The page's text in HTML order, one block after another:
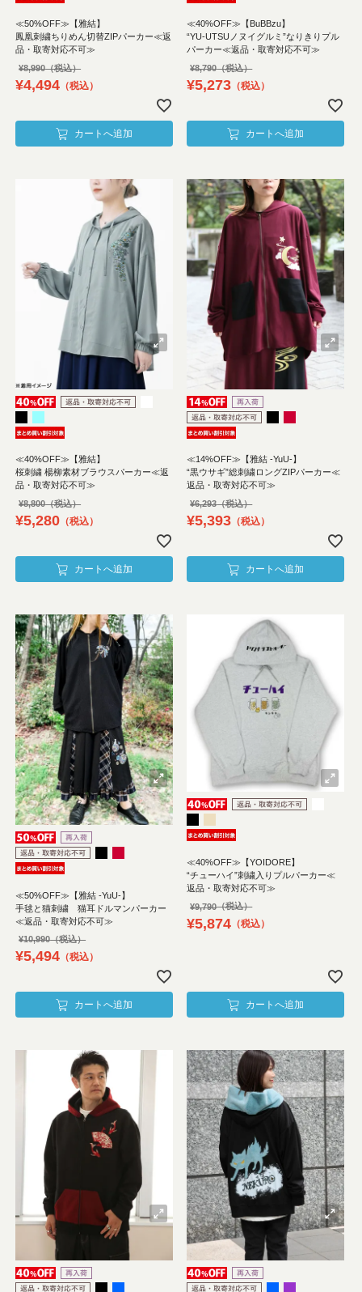
≪50%OFF≫【雅結】
鳳凰刺繍ちりめん切替ZIPパーカー≪返
品・取寄対応不可≫
¥8,990
¥4,494 税込
カートへ追加
≪40%OFF≫【BuBBzu】
“YU-UTSUノヌイグルミ”なりきりプル
パーカー≪返品・取寄対応不可≫
¥8,790
¥5,273 税込
カートへ追加
≪40%OFF≫【雅結】
桜刺繍 楊柳素材ブラウスパーカー≪返
品・取寄対応不可≫
¥8,800
¥5,280 税込
カートへ追加
≪14%OFF≫【雅結 -YuU-】
“黒ウサギ”総刺繍ロングZIPパーカー≪
返品・取寄対応不可≫
¥6,293
¥5,393 税込
カートへ追加
≪50%OFF≫【雅結 -YuU-】
手毬と猫刺繍 猫耳ドルマンパーカー
≪返品・取寄対応不可≫
¥10,990
¥5,494 税込
カートへ追加
≪40%OFF≫【YOIDORE】
“チューハイ”刺繍入りプルパーカー≪
返品・取寄対応不可≫
¥9,790
¥5,874 税込
カートへ追加